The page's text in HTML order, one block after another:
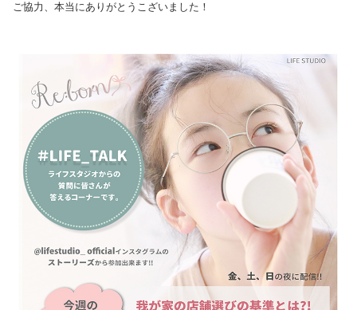
ご協力、本当にありがとうこざいました！